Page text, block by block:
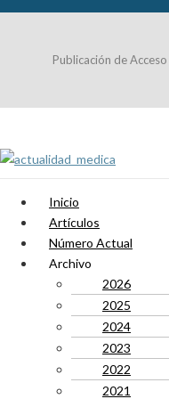
Publicación de
Inicio
Artículos
Número Actual
Archivo
2026
2025
2024
2023
2022
2021